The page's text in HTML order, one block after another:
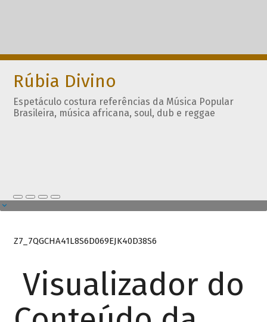
Rúbia Divino
Espetáculo costura referências da Música Popular
Brasileira, música africana, soul, dub e reggae
Z7_7QGCHA41L8S6D069EJK40D38S6
Visualizador do